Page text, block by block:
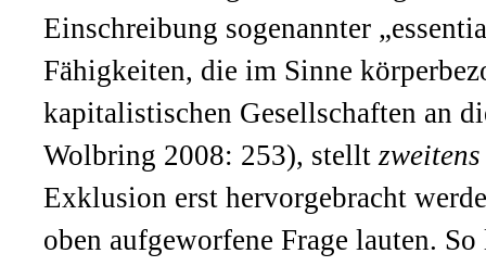
Einschreibung sogenannter
Fähigkeiten, die im Sinne
kapitalistischen Gesellschaften an
Wolbring 2008: 253), stelltzweitens
Exklusion erst hervorgebracht
oben aufgeworfene Frage lauten.